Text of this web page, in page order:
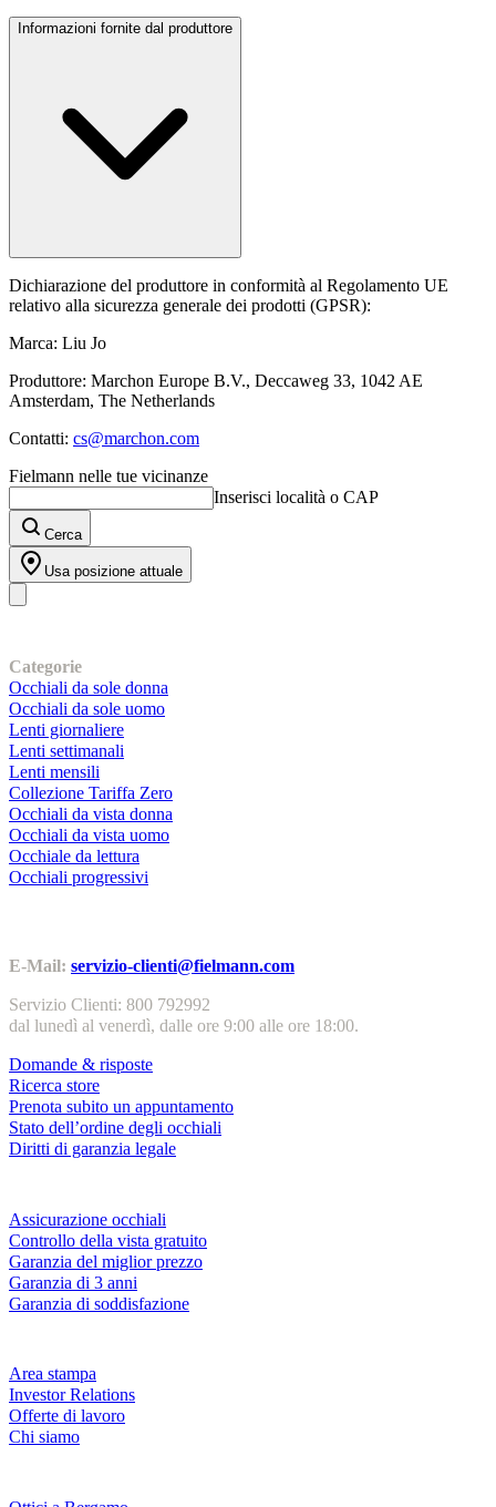
Informazioni fornite dal produttore
Dichiarazione del produttore in conformità al Regolamento UE
relativo alla sicurezza generale dei prodotti (GPSR):
Marca: Liu Jo
Produttore: Marchon Europe B.V., Deccaweg 33, 1042 AE
Amsterdam, The Netherlands
Contatti: cs@marchon.com
Fielmann nelle tue vicinanze
Inserisci località o CAP
Cerca
Usa posizione attuale
Categorie
Occhiali da sole donna
Occhiali da sole uomo
Lenti giornaliere
Lenti settimanali
Lenti mensili
Collezione Tariffa Zero
Occhiali da vista donna
Occhiali da vista uomo
Occhiale da lettura
Occhiali progressivi
E-Mail: servizio-clienti@fielmann.com
Servizio Clienti: 800 792992
dal lunedì al venerdì, dalle ore 9:00 alle ore 18:00.
Domande & risposte
Ricerca store
Prenota subito un appuntamento
Stato dell’ordine degli occhiali
Diritti di garanzia legale
Assicurazione occhiali
Controllo della vista gratuito
Garanzia del miglior prezzo
Garanzia di 3 anni
Garanzia di soddisfazione
Area stampa
Investor Relations
Offerte di lavoro
Chi siamo